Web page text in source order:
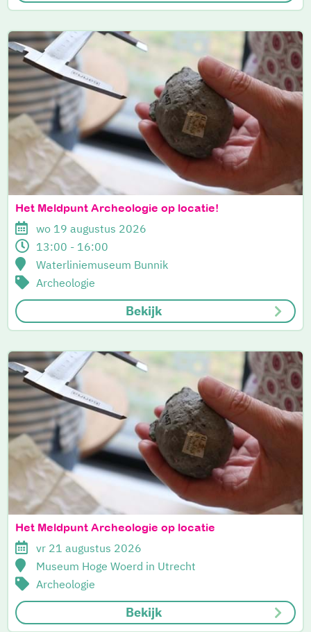
Het Meldpunt Archeologie op locatie!
wo 19 augustus 2026
13:00 - 16:00
Waterliniemuseum Bunnik
Archeologie
Bekijk
Het Meldpunt Archeologie op locatie
vr 21 augustus 2026
Museum Hoge Woerd in Utrecht
Archeologie
Bekijk